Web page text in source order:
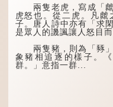
會須一飲三百杯。」意思
說：上天給了我才能，
有用到的地方；即使千
去，也終會重新得到。
李白作此詩時，大
天寶十一年。當時他已
玄宗賜金放還約八年，這
兩隻老虎，寫成「虤
虎怒也。從二虎。凡虤
子。唐人詩中亦有「求
是眾人的譏諷讓人怒
兩隻豬，則為「豩」
象豬相追逐的樣子。
群。」意指一群...